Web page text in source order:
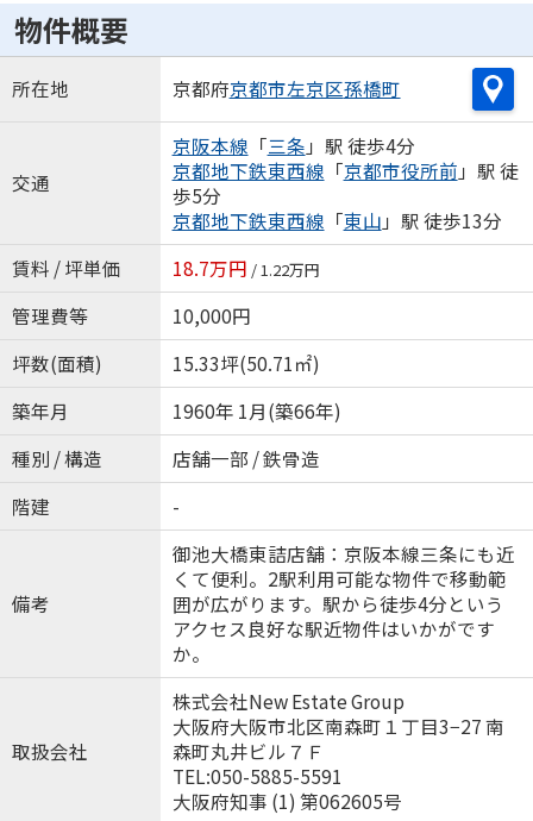
物件概要
所在地 京都府京都市左京区孫橋町
交通
京阪本線 「三条 」駅 徒歩4分
京都地下鉄東西線 「京都市役所前 」駅 徒
歩5分
京都地下鉄東西線 「東山 」駅 徒歩13分
賃料 / 坪単価
18.7万円 / 1.22万円
管理費等
10,000円
坪数(面積)
15.33坪(50.71㎡)
築年月
1960年 1月(築66年)
種別 / 構造
店舗一部 / 鉄骨造
階建
-
備考
御池大橋東詰店舗：京阪本線三条にも近
くて便利。2駅利用可能な物件で移動範
囲が広がります。駅から徒歩4分という
アクセス良好な駅近物件はいかがです
か。
取扱会社
株式会社New Estate Group
大阪府大阪市北区南森町１丁目3−27 南
森町丸井ビル７Ｆ
TEL:050-5885-5591
大阪府知事 (1) 第062605号